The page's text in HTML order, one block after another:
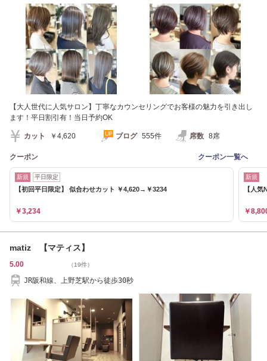
【大人世代に人気サロン】丁寧なカウンセリングでお客様の魅力を引き出し
ます！平日割引有！当日予約OK
カット ￥4,620 ブログ 555件 席数 8席
クーポン クーポン一覧へ
新規 平日限定
【初回平日限定】 似合わせカット ￥4,620→￥3234
￥3,234
新規
【人
￥
matiz 【マティス】
5.00 （19件）
JR阪和線、上野芝駅から徒歩30秒